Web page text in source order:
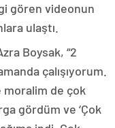
gören videonun
ulaştı.
Boysak, “2
çalışıyorum.
moralim de çok
gördüm ve ‘Çok